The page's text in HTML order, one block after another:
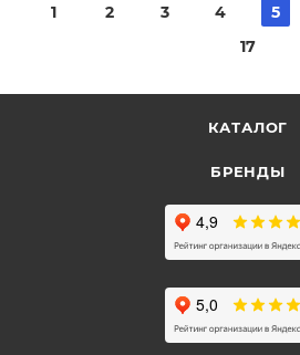
1 2 3 4 5
17
КАТАЛОГ
БРЕНДЫ